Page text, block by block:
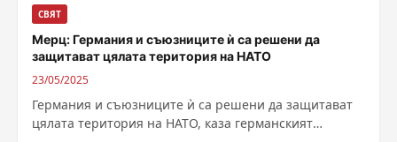
СВЯТ
Мерц: Германия и съюзниците ѝ са решени да
защитават цялата територия на НАТО
23/05/2025
Германия и съюзниците ѝ са решени да защитават
цялата територия на НАТО, каза германският